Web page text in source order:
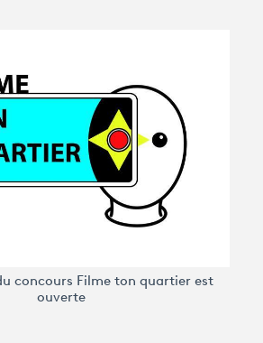
concours Filme ton quartier est
ouverte